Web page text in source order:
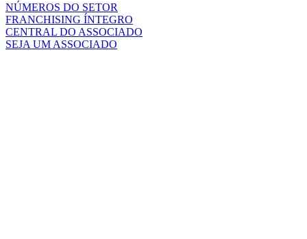
NÚMEROS DO SETOR
FRANCHISING ÍNTEGRO
CENTRAL DO ASSOCIADO
SEJA UM ASSOCIADO